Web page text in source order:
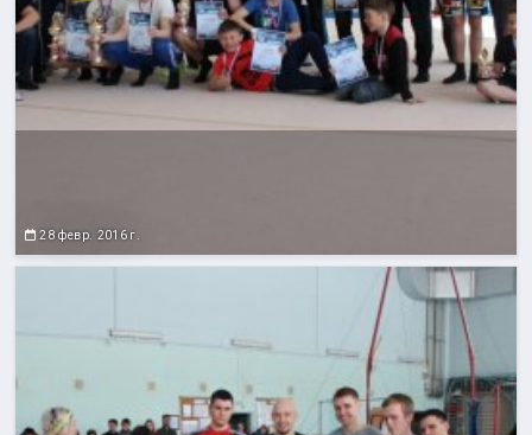
28 февр. 2016 г.